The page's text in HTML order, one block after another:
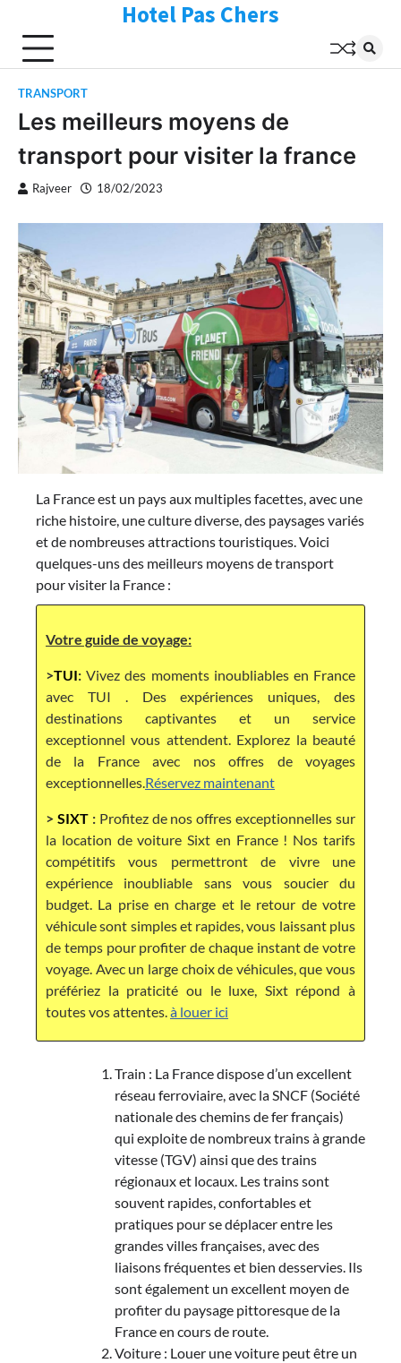
content
Hotel Pas Chers
TRANSPORT
Les meilleurs moyens de
transport pour visiter la france
Rajveer 18/02/2023
La France est un pays aux multiples facettes, avec une
riche histoire, une culture diverse, des paysages variés
et de nombreuses attractions touristiques. Voici
quelques-uns des meilleurs moyens de transport
pour visiter la France :
Votre guide de voyage:
>TUI: Vivez des moments inoubliables en France
avec TUI . Des expériences uniques, des
destinations captivantes et un service
exceptionnel vous attendent. Explorez la beauté
de la France avec nos offres de voyages
exceptionnelles.Réservez maintenant
> SIXT:Profitez de nos offres exceptionnelles sur
la location de voiture Sixt en France ! Nos tarifs
compétitifs vous permettront de vivre une
expérience inoubliable sans vous soucier du
budget. La prise en charge et le retour de votre
véhicule sont simples et rapides, vous laissant plus
de temps pour profiter de chaque instant de votre
voyage. Avec un large choix de véhicules, que vous
préfériez la praticité ou le luxe, Sixt répond à
toutes vos attentes.à louer ici
Train : La France dispose d’un excellent
réseau ferroviaire, avec la SNCF (Société
nationale des chemins de fer français)
qui exploite de nombreux trains à grande
vitesse (TGV) ainsi que des trains
régionaux et locaux. Les trains sont
souvent rapides, confortables et
pratiques pour se déplacer entre les
grandes villes françaises, avec des
liaisons fréquentes et bien desservies. Ils
sont également un excellent moyen de
profiter du paysage pittoresque de la
France en cours de route.
Voiture : Louer une voiture peut être un